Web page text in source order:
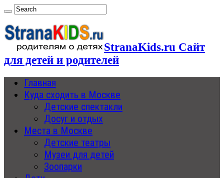
StranaKids.ru Сайт
для детей и родителей
Главная
Куда сходить в Москве
Детские спектакли
Досуг и отдых
Места в Москве
Детские театры
Музеи для детей
Зоопарки